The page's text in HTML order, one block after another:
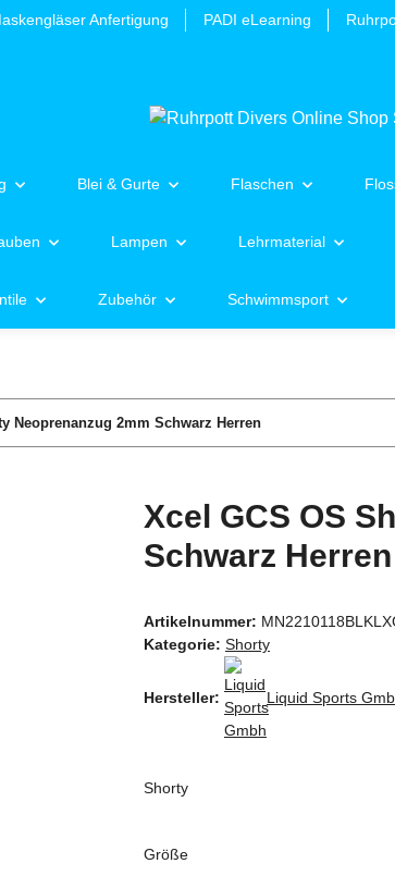
Anfertigung PADI eLearning
Blei & Gurte Flaschen
Lampen Lehrmaterial
Zubehör Schwimmsport
Neoprenanzug 2mm Schwarz Herren
Xcel GCS OS
Schwarz
Artikelnummer:
Kategorie: Shorty
Hersteller: Liquid Sports
Shorty
Größe